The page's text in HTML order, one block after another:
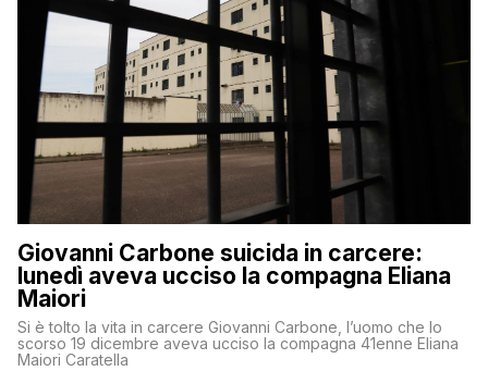
Giovanni Carbone suicida in carcere:
lunedì aveva ucciso la compagna Eliana
Maiori
Si è tolto la vita in carcere Giovanni Carbone, l’uomo che lo
scorso 19 dicembre aveva ucciso la compagna 41enne Eliana
Maiori Caratella